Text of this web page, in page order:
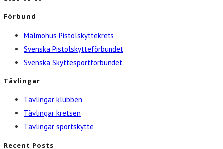
Förbund
Malmöhus Pistolskyttekrets
Svenska Pistolskytteförbundet
Svenska Skyttesportförbundet
Tävlingar
Tävlingar klubben
Tävlingar kretsen
Tävlingar sportskytte
Recent Posts